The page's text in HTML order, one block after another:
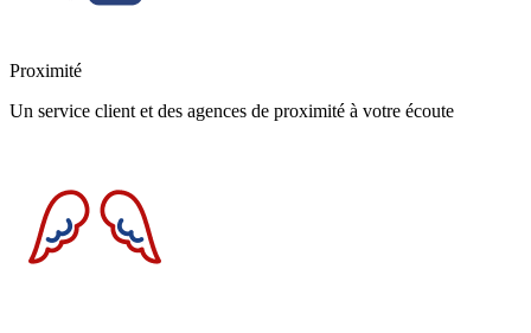
Proximité
Un service client et des agences de proximité à votre écoute